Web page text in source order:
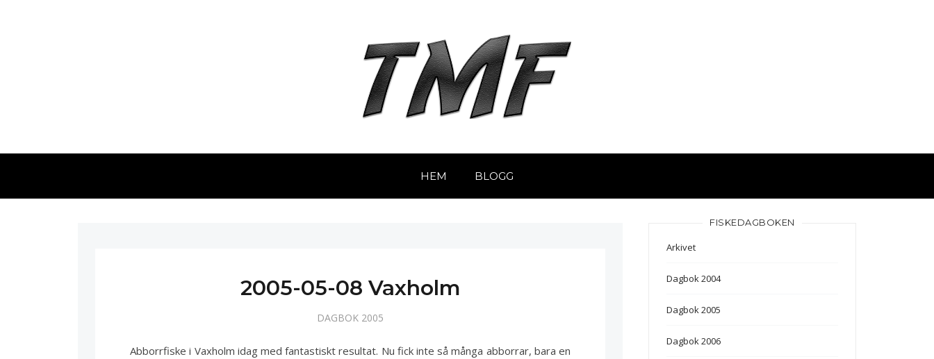
HEM BLOGG
2005-05-08 Vaxholm
DAGBOK 2005
Abborrfiske i Vaxholm idag med fantastiskt resultat. Nu fick inte så många abborrar, bara en
FISKEDAGBOKEN
Arkivet
Dagbok 2004
Dagbok 2005
Dagbok 2006